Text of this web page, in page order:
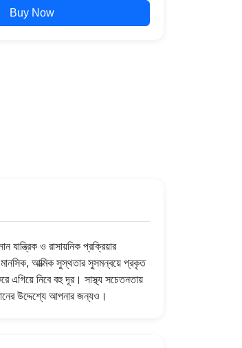
Buy Now
ও রাসায়নিক প্রক্রিয়ার
মানসিক, আত্মিক সুস্থতার সুসমন্বয়ে প্রকৃত
এগিয়ে নিবে বহু দূর। সাস্থ্য সচেতনতায়
উদ্দেশ্যে আপনার জন্যও।